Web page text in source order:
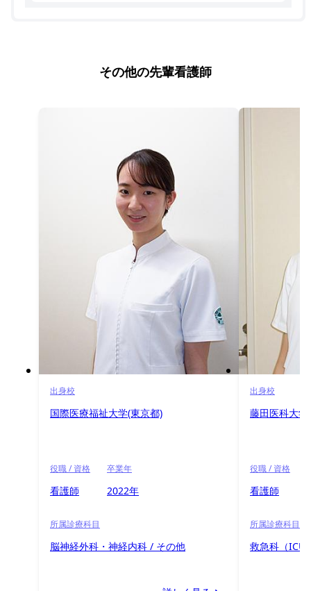
その他の先輩看護師
出身校
国際医療福祉大学(東京都)
役職 / 資格
看護師
卒業年
2022年
所属診療科目
脳神経外科・神経内科 / その他
出身校
藤田医科大学
役職 / 資格
看護師
所属診療科目
救急科（ICU